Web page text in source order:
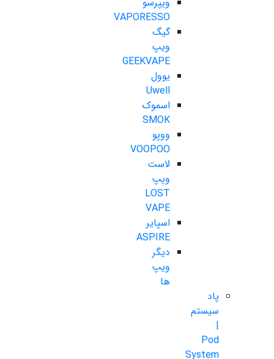
VAPORESSO
گیگ
ویپ
GEEKVAPE
یوول
Uwell
اسموک
SMOK
ووپو
VOOPOO
لاست
ویپ
LOST
VAPE
اسپایر
ASPIRE
دیگر
ویپ
ها
پاد
سیستم
|
Pod
System